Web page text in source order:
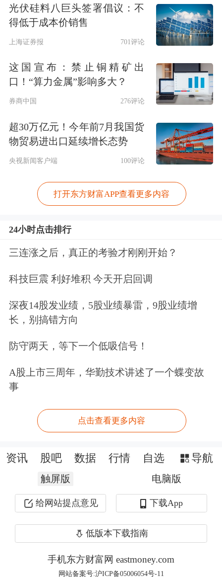
还有金融领域的分析师 称，这次“官方
表态”可能影响中国的阿胶产业，而这
场风波中被卷入的东阿阿胶(000423.SZ)
等企业尚未公开回应，云云。
这恐怕是就是对于个别政务微博发言的
的，都有一些反应过度。
查阅@全国卫生12320的官微，可以看
到，它经常发布一些与食品营养相关的
信息，而且很明显很多都是网络摘录
的。比如，这次惹出争议的“阿胶只
是‘水煮驴皮’”一说，就是摘录了之
有意思的是，@全国卫生12320不仅怼
赞干贝是“女性减肥修身之佳品”，“有
光伏硅料八巨头签署倡议：不
得低于成本价销售
上海证券报 701评论
这国宣布：禁止铜精矿出
口！“算力金属”影响多大？
券商中国 276评论
超30万亿元！今年前7月我国货
物贸易进出口延续增长态势
央视新闻客户端 100评论
打开东方财富APP查看更多内容
24小时点击排行
三连涨之后，真正的考验才刚刚开始？
科技巨震 利好堆积 今天开启回调
深夜14股发业绩，5股业绩暴雷，9股业绩增
长，别搞错方向
防守两天，等下一个低吸信号！
A股上市三周年，华勤技术讲述了一个蝶变故
事
点击查看更多内容
资讯 股吧 数据 行情 自选 导航
触屏版 电脑版
给网站提点意见 下载App
低版本下载指南
手机东方财富网 eastmoney.com
网站备案号:沪ICP备05006054号-11